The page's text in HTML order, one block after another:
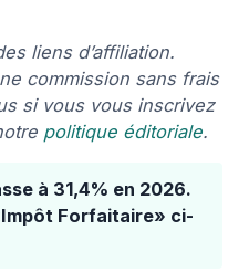
liens d’affiliation.
commission sans frais
si vous vous inscrivez
politique éditoriale.
à 31,4% en 2026.
Forfaitaire» ci-